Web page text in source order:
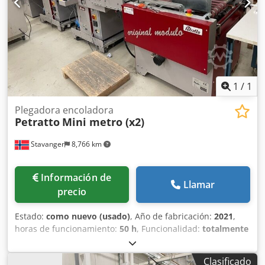
1 / 1
Stavanger 8,766 km
Plegadora encoladora
Petratto Mini metro (x2)
Información de
precio
Llamar
Estado: como nuevo (usado), Año de fabricación: 2021,
horas de funcionamiento: 50 h, Funcionalidad: totalmente
, número de máquina/vehículo:
corriente de entrada:trifásico, ancho total:115 mm,
Clasificado